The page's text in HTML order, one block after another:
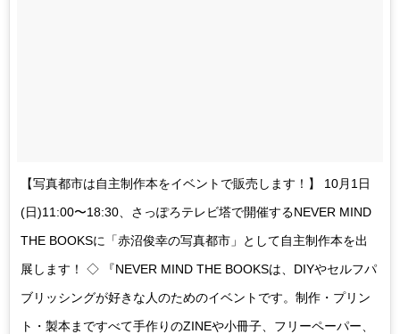
【写真都市は自主制作本をイベントで販売します！】 10月1日
(日)11:00〜18:30、さっぽろテレビ塔で開催するNEVER MIND
THE BOOKSに「赤沼俊幸の写真都市」として自主制作本を出
展します！ ◇ 『NEVER MIND THE BOOKSは、DIYやセルフパ
ブリッシングが好きな人のためのイベントです。制作・プリン
ト・製本まですべて手作りのZINEや小冊子、フリーペーパー、